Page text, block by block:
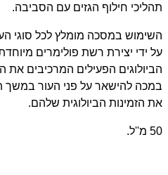
תהליכי חילוף הגזים עם הסביבה.
השימוש במסכה מומלץ לכל סוגי
על ידי יצירת רשת פולימרים
הביולוגים הפעילים המרכיבים
במכה להישאר על פני העור במשך
את הזמינות הביולוגית שלהם.
50 מ''ל.